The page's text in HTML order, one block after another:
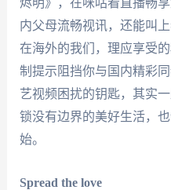
烬明》，在咪咕看直播畅
内父母流畅视讯，还能叫
在海外的我们，理应享受
制提示阻挡你与国内精彩
艺视频困扰的钥匙，其实
锁没有边界的美好生活，
始。
Spread the love